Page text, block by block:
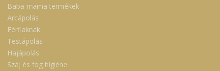
Baba-mama termékek
Arcápolás
Férfiaknak
Testápolás
Hajápolás
Száj és fog higiéne